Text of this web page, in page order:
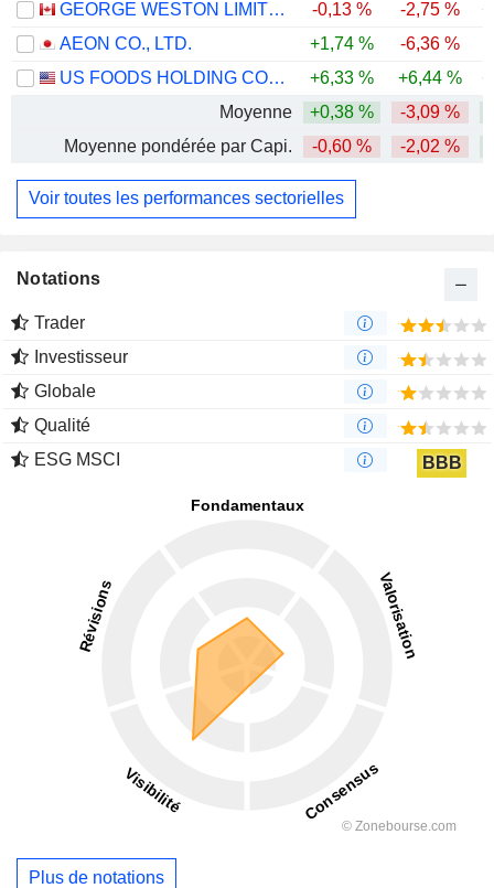
GEORGE WESTON LIMITED
-0,13 % -2,75 %
AEON CO., LTD.
+1,74 % -6,36 %
US FOODS HOLDING CORP.
+6,33 % +6,44 %
Moyenne
+0,38 % -3,09 %
Moyenne pondérée par Capi.
-0,60 % -2,02 %
Voir toutes les performances sectorielles
Notations
Trader
Investisseur
Globale
Qualité
ESG MSCI
BBB
Plus de notations